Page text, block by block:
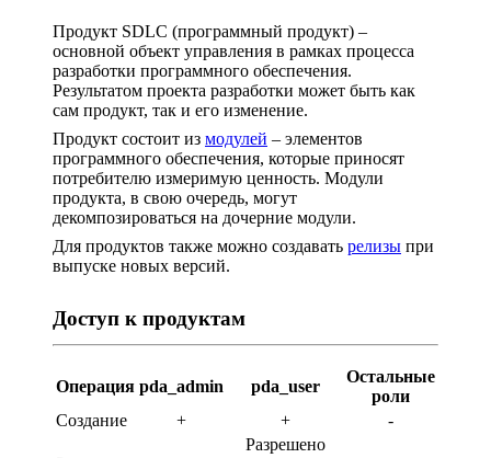
Продукт SDLC (программный продукт) –
основной объект управления в рамках процесса
разработки программного обеспечения.
Результатом проекта разработки может быть как
сам продукт, так и его изменение.
Продукт состоит из модулей – элементов
программного обеспечения, которые приносят
потребителю измеримую ценность. Модули
продукта, в свою очередь, могут
декомпозироваться на дочерние модули.
Для продуктов также можно создавать релизы при
выпуске новых версий.
Доступ к продуктам
Операция pda_admin pda_user
Остальные
роли
Создание
+ + -
Разрешено